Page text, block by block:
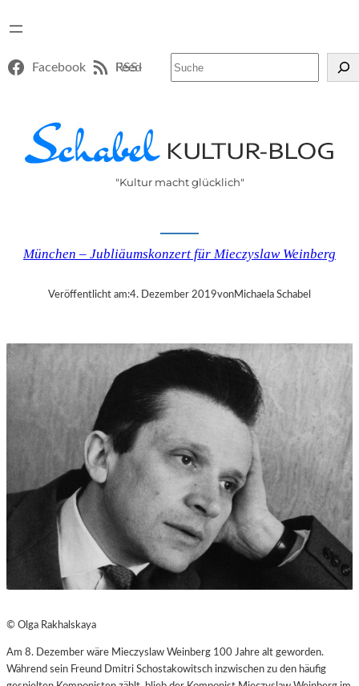
Facebook RSS-Feed
"Kultur macht glücklich"
München – Jubliäumskonzert für Mieczyslaw Weinberg
Veröffentlicht am:4. Dezember 2019vonMichaela Schabel
© Olga Rakhalskaya
Am 8. Dezember wäre Mieczyslaw Weinberg 100 Jahre alt geworden.
Während sein Freund Dmitri Schostakowitsch inzwischen zu den häufig